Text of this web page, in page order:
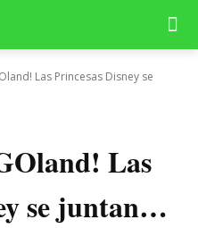
Las Princesas Disney se
Las
se juntan…